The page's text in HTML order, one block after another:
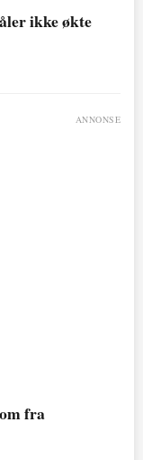
ikke økte
ANNONSE
fra